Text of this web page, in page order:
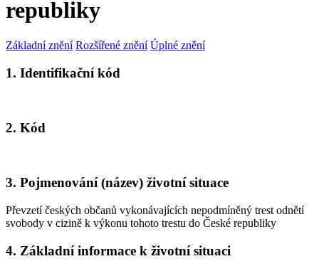
republiky
Základní znění Rozšířené znění Úplné znění
1. Identifikační kód
2. Kód
3. Pojmenování (název) životní situace
Převzetí českých občanů vykonávajících nepodmíněný trest odnětí
svobody v cizině k výkonu tohoto trestu do České republiky
4. Základní informace k životní situaci